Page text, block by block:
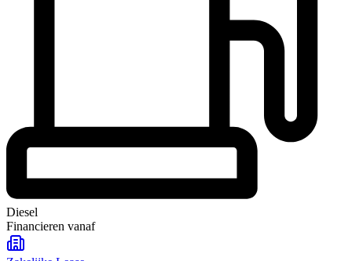
Diesel
Financieren vanaf